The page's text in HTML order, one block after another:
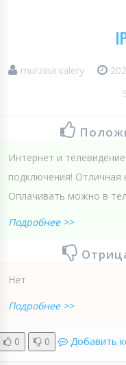
murzina.valery
5
Интернет и
подключения! Отличная
Оплачивать можно в
Подробнее >>
Нет
Подробнее >>
0 0 Добавить